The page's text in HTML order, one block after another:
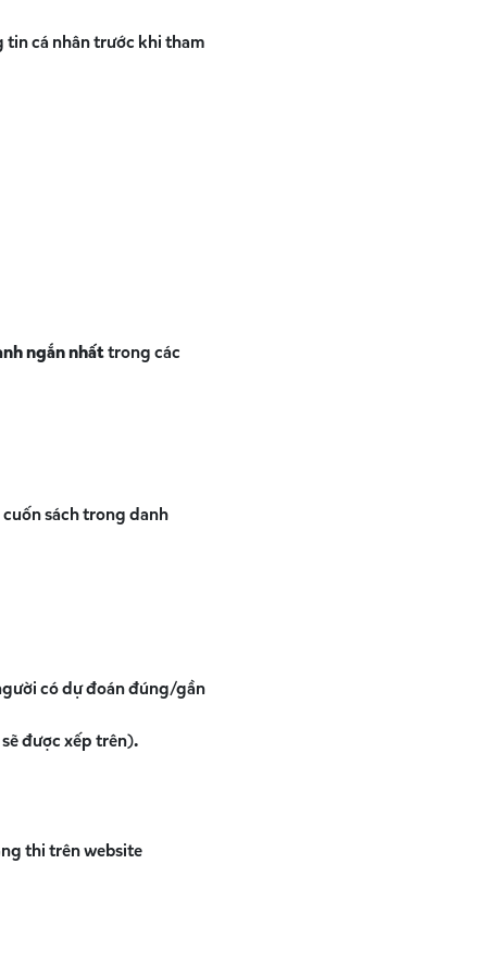
tin cá nhân trước khi tham
ngắn nhấttrong các
sách trong danh
có dự đoán đúng/gần
được xếp trên).
thi trên website